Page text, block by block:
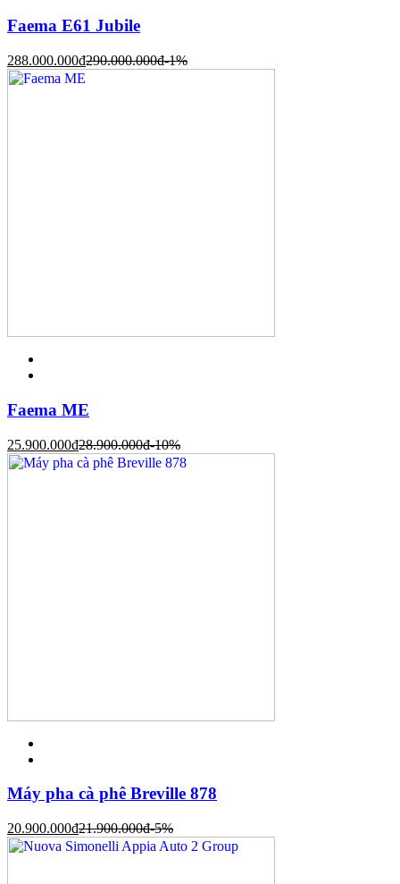
Faema E61 Jubile
288.000.000đ290.000.000đ-1%
Faema ME
25.900.000đ28.900.000đ-10%
Máy pha cà phê Breville 878
20.900.000đ21.900.000đ-5%